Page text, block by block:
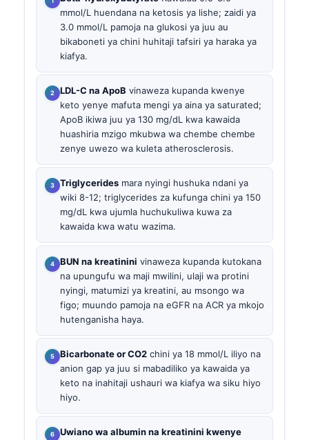
mmol/L huendana na ketosis ya lishe; zaidi ya
3.0 mmol/L pamoja na glukosi ya juu au
bikaboneti ya chini huhitaji tafsiri ya haraka ya
kiafya.
LDL-C na ApoB vinaweza kupanda kwenye
keto yenye mafuta mengi ya aina ya saturated;
ApoB ikiwa juu ya 130 mg/dL kwa kawaida
huashiria mzigo mkubwa wa chembe chembe
zenye uwezo wa kuleta atherosclerosis.
Triglycerides mara nyingi hushuka ndani ya
wiki 8-12; triglycerides za kufunga chini ya 150
mg/dL kwa ujumla huchukuliwa kuwa za
kawaida kwa watu wazima.
BUN na kreatinini vinaweza kupanda kutokana
na upungufu wa maji mwilini, ulaji wa protini
nyingi, matumizi ya kreatini, au msongo wa
figo; muundo pamoja na eGFR na ACR ya mkojo
hutenganisha haya.
Bicarbonate or CO2 chini ya 18 mmol/L iliyo na
anion gap ya juu si mabadiliko ya kawaida ya
keto na inahitaji ushauri wa kiafya wa siku hiyo
hiyo.
Uwiano wa albumin na kreatinini kwenye